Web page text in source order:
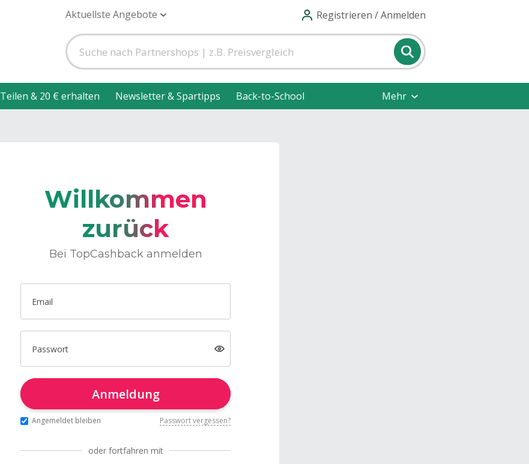
Aktuellste Angebote Registrieren / Anmelden
Teilen & 20 € erhalten Newsletter & Spartipps Back-to-School Mehr
Willkommen
zurück
Bei TopCashback anmelden
Email
Passwort
Anmeldung
Angemeldet bleiben Passwort vergessen?
oder fortfahren mit